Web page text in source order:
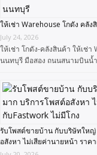
ให้เช่า Warehouse โกดัง คลั
July 24, 2026
ให้เช่า โกดัง-คลังสินค้า ให้เช่
นนทบุรี มือสอง ถนนสนามบินน้
รับโพสต์ขายบ้าน กับบริษัทใหญ่
อสังหา ไม่เสียค่านายหน้า รา